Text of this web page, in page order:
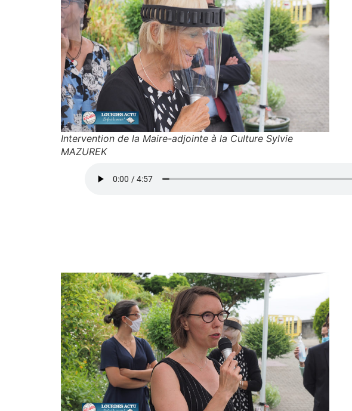
Intervention de la Maire-adjointe à la Culture Sylvie
MAZUREK